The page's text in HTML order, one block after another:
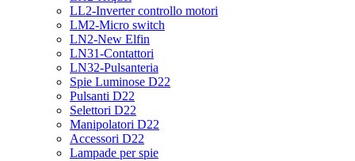
LL2-Inverter controllo motori
LM2-Micro switch
LN2-New Elfin
LN31-Contattori
LN32-Pulsanteria
Spie Luminose D22
Pulsanti D22
Selettori D22
Manipolatori D22
Accessori D22
Lampade per spie